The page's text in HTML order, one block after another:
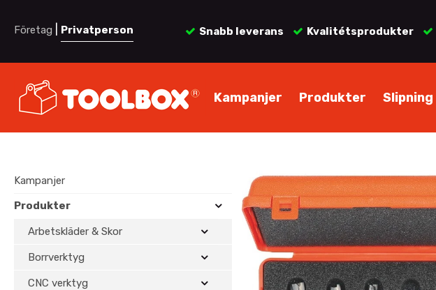
Företag Privatperson Snabb leverans Kvalitétsprodukter
Kampanjer Produkter Slipning
Kampanjer
Produkter
Arbetskläder & Skor
Borrverktyg
CNC verktyg